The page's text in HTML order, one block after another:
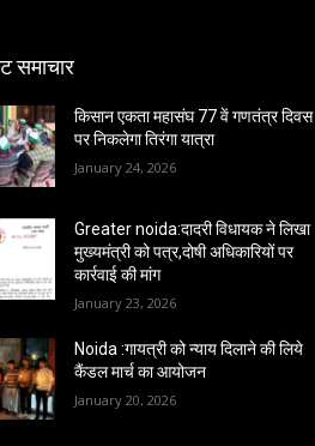
समाचार
किसान एकता महासंघ 77 वें गणतंत्र दिवस
पर निकलेगा तिरंगा यात्रा
January 24, 2026
Greater noida:दादरी विधायक ने लिखा
मुख्यमंत्री को पत्र,दोषी अधिकारियों पर
कार्रवाई की मांग
January 23, 2026
Noida :गायत्री को न्याय दिलाने की लिये
कैंडल मार्च का आयोजन
January 20, 2026